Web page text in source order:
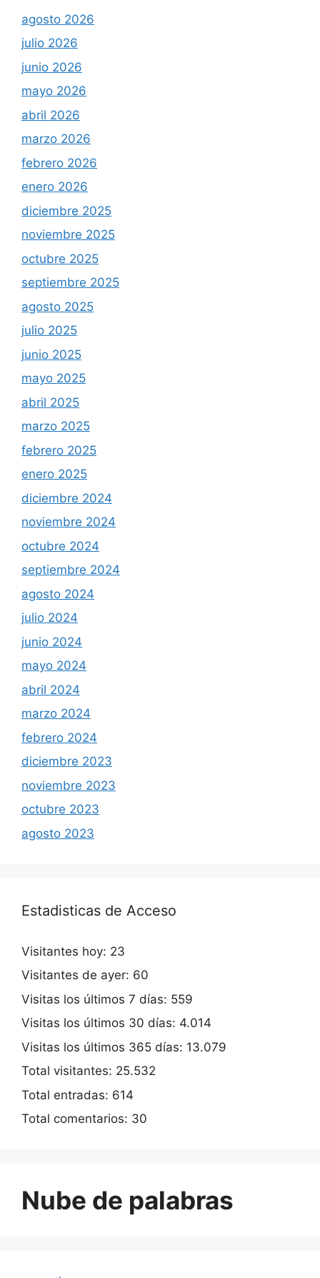
agosto 2026
julio 2026
junio 2026
mayo 2026
abril 2026
marzo 2026
febrero 2026
enero 2026
diciembre 2025
noviembre 2025
octubre 2025
septiembre 2025
agosto 2025
julio 2025
junio 2025
mayo 2025
abril 2025
marzo 2025
febrero 2025
enero 2025
diciembre 2024
noviembre 2024
octubre 2024
septiembre 2024
agosto 2024
julio 2024
junio 2024
mayo 2024
abril 2024
marzo 2024
febrero 2024
diciembre 2023
noviembre 2023
octubre 2023
agosto 2023
Estadisticas de Acceso
Visitantes hoy: 23
Visitantes de ayer: 60
Visitas los últimos 7 días: 559
Visitas los últimos 30 días: 4.014
Visitas los últimos 365 días: 13.079
Total visitantes: 25.532
Total entradas: 614
Total comentarios: 30
Nube de palabras